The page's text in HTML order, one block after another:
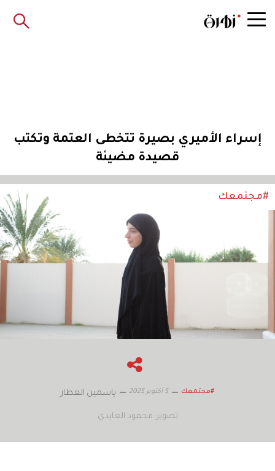
إسراء الأميري بصيرة تتخطى العتمة وتكتب
قصيدة مضيئة
#مجتمعك
#مجتمعك 5 أكتوبر 2025 ياسمين العطار
تصوير: محمود العايدي